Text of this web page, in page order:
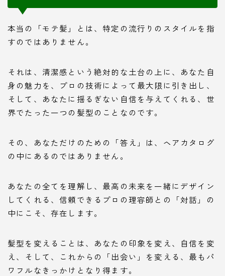
本当の「モテ髪」とは、特定の流行りのスタイルを指
すのではありません。
それは、清潔感という絶対的な土台の上に、あなた自
身の魅力を、プロの技術によって最大限に引き出し、
そして、あなたに揺るぎない自信を与えてくれる、世
界でたった一つの髪型のことなのです。
その、あなただけのための「答え」は、ヘアカタログ
の中にあるのではありません。
あなたの全てを理解し、最高の未来を一緒にデザイン
してくれる、信頼できるプロの理容師との「対話」の
中にこそ、存在します。
髪型を変えることは、あなたの印象を変え、自信を変
え、そして、これからの「出会い」を変える、最もパ
ワフルなきっかけとなり得ます。